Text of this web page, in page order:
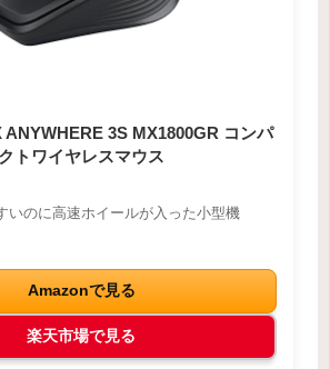
ANYWHERE 3S MX1800GR コンパ
クトワイヤレスマウス
いのに高速ホイールが入った小型機
Amazonで見る
楽天市場で見る